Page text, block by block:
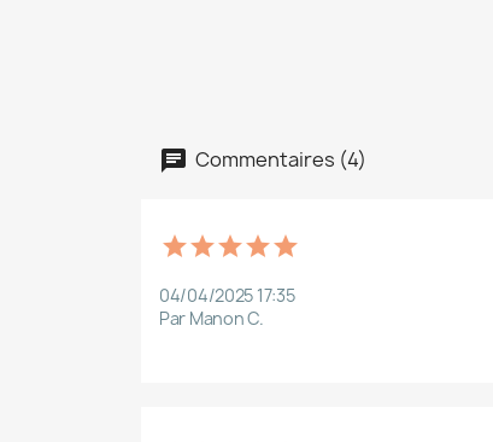
Commentaires (4)
04/04/2025 17:35
Par Manon C.